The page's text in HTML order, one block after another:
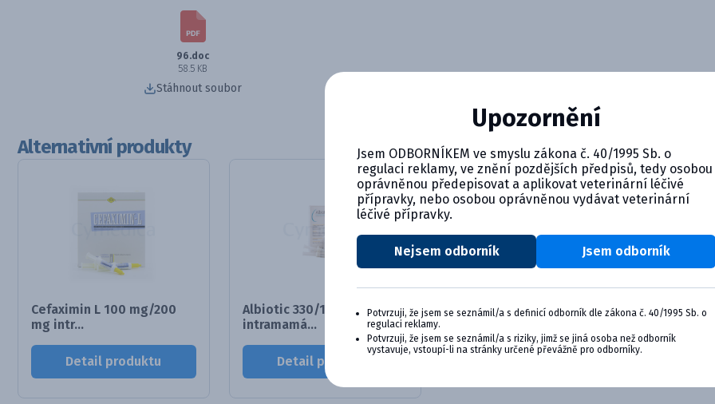
96.doc
58.5 KB
Stáhnout soubor
Alternativní produkty
Cefaximin L 100 mg/200
mg intr...
Detail produktu
Albiotic 330/100 mg,
intramamá...
Detail produktu
Upozornění
Jsem ODBORNÍKEM ve smyslu zákona č. 40/1995 Sb. o
regulaci reklamy, ve znění pozdějších předpisů, tedy osobou
oprávněnou předepisovat a aplikovat veterinární léčivé
přípravky, nebo osobou oprávněnou vydávat veterinární
léčivé přípravky.
Nejsem odborník Jsem odborník
Potvrzuji, že jsem se seznámil/a s definicí odborník dle zákona č. 40/1995 Sb. o
regulaci reklamy.
Potvrzuji, že jsem se seznámil/a s riziky, jimž se jiná osoba než odborník
vystavuje, vstoupí-li na stránky určené převážně pro odborníky.